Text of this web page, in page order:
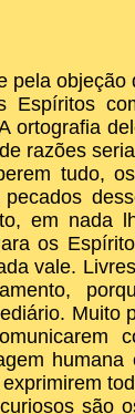
pela
Espíritos
ortografia
razões
tudo,
em nada
os
vale.
Muito
são